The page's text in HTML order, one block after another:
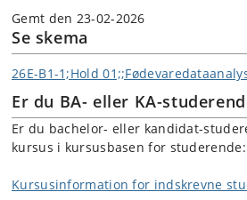
Gemt den 23-02-2026
Se skema
26E-B1-1;Hold
Er du BA- eller KA-
Er du bachelor- eller kandidat-
kursus i kursusbasen for studerende:
Kursusinformation for indskrevne